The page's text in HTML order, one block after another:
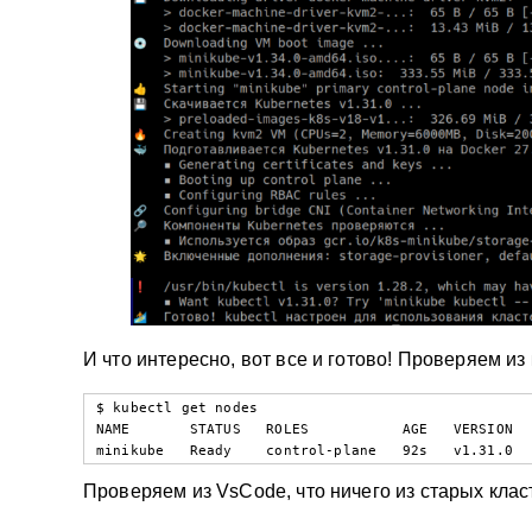
И что интересно, вот все и готово! Проверяем из
$ kubectl get nodes
NAME       STATUS   ROLES           AGE   VERSION
minikube   Ready    control-plane   92s   v1.31.0
Проверяем из VsCode, что ничего из старых